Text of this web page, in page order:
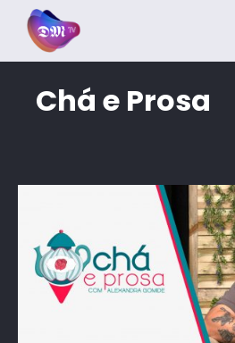
Chá e Prosa
Painel de Gerenciamento de Cookies